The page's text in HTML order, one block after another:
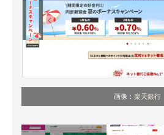
画像： 楽天銀行